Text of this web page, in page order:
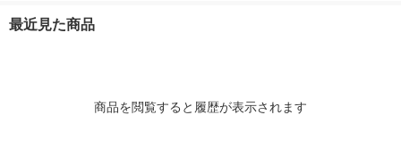
最近見た商品
商品を閲覧すると履歴が表示されます